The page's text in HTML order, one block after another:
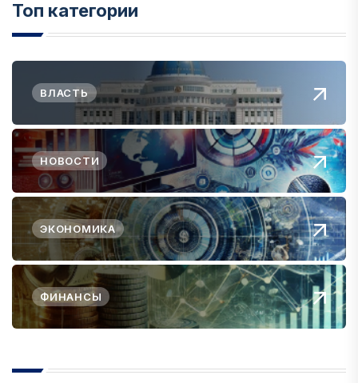
Топ категории
ВЛАСТЬ
НОВОСТИ
ЭКОНОМИКА
ФИНАНСЫ